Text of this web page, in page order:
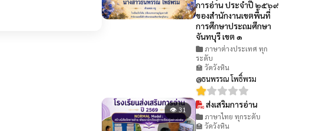
การอ่าน ประจำปี ๒๕๖๙
ของสำนักงานเขตพื้นที่
การศึกษาประถมศึกษา
จันทบุรี เขต ๑
ภาษาต่างประเทศ ทุก
ระดับ
🏫 วัดวังหิน
@ธนพรรณ โพธิ์พรม
👁 31 ส่งเสริมการอ่าน
ภาษาไทย ทุกระดับ
🏫 วัดวังหิน